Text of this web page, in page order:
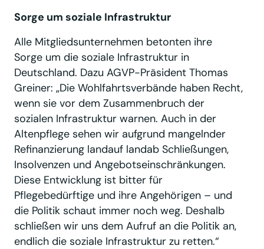
Sorge um soziale Infrastruktur
Alle Mitgliedsunternehmen betonten ihre
Sorge um die soziale Infrastruktur in
Deutschland. Dazu AGVP-Präsident Thomas
Greiner: „Die Wohlfahrtsverbände haben Recht,
wenn sie vor dem Zusammenbruch der
sozialen Infrastruktur warnen. Auch in der
Altenpflege sehen wir aufgrund mangelnder
Refinanzierung landauf landab Schließungen,
Insolvenzen und Angebotseinschränkungen.
Diese Entwicklung ist bitter für
Pflegebedürftige und ihre Angehörigen – und
die Politik schaut immer noch weg. Deshalb
schließen wir uns dem Aufruf an die Politik an,
endlich die soziale Infrastruktur zu retten.“